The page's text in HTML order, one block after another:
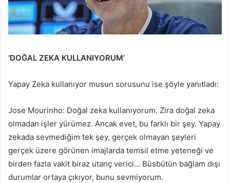
‘DOĞAL ZEKA KULLANIYORUM’
Yapay Zeka kullanıyor musun sorusunu ise şöyle yanıtladı:
Jose Mourinho: Doğal zeka kullanıyorum. Zira doğal zeka
olmadan işler yürümez. Ancak evet, bu farklı bir şey. Yapay
zekada sevmediğim tek şey, gerçek olmayan şeyleri
gerçek üzere görünen imajlarda temsil etme yeteneği ve
birden fazla vakit biraz utanç verici… Büsbütün bağlam dışı
durumlar ortaya çıkıyor, bunu sevmiyorum.